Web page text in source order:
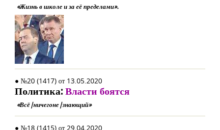
«Жизнь в школе и за её пределами».
● №20 (1417) от 13.05.2020
Политика:Власти боятся
«Всё|ничегоне|знающий»
● №18 (1415) от 29.04.2020